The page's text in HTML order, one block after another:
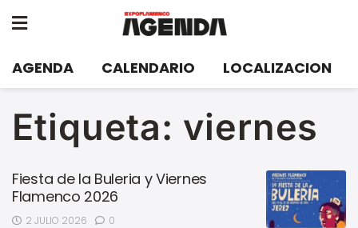
AGENDA CALENDARIO LOCALIZACION
Etiqueta: viernes
Fiesta de la Buleria y Viernes
Flamenco 2026
2 JULIO 2026 0